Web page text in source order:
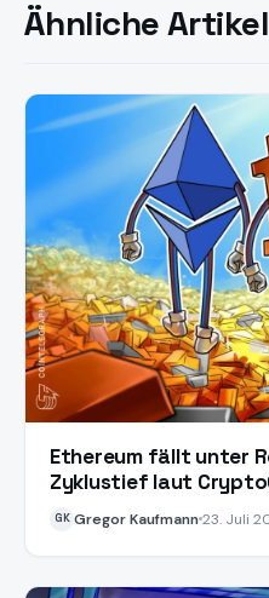
Ähnliche Artikel
Ethereum fällt unter
Zyklustief laut
GK Gregor Kaufmann23. Juli